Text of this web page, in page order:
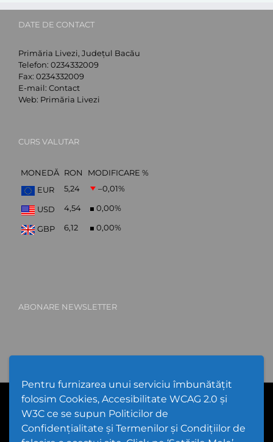
Pentru furnizarea unui serviciu îmbunătățit
folosim Cookies, Accesibilitate WCAG 2.0 și
W3C ce se supun Politicilor de
Confidențialitate și Termenilor și Condițiilor de
DATE DE CONTACT
Primăria Livezi, Județul Bacău
Telefon: 0234332009
Fax: 0234332009
E-mail: Contact
Web: Primăria Livezi
CURS VALUTAR
MONEDĂ RON
MODIFICARE %
EUR
5,24 –0,01%
USD 4,54 0,00%
GBP 6,12 0,00%
ABONARE NEWSLETTER
PPW @2026 |Hartă Website|Setări Cookies și Accesibilitate
Politică de utilizare Cookies|Politică de confidențialitate website
Termeni și condiții de utilizare a site-ului